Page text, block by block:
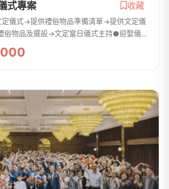
式專案 收藏
儀式→提供禮俗物品準備清單→提供文定儀
俗物品及擺設→文定當日儀式主持●迎娶儀式
儀式流程表→活動道具製作→迎娶當日闖關活